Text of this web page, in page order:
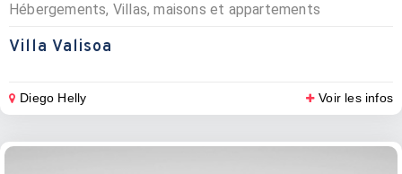
Hébergements, Villas, maisons et appartements
Villa Valisoa
Diego Helly Voir les infos